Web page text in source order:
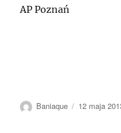
AP Poznań
Autor
Baniaque
Data
12 maja